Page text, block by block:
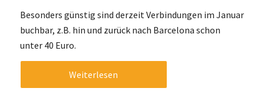
Besonders günstig sind derzeit Verbindungen im Januar
buchbar, z.B. hin und zurück nach Barcelona schon
unter 40 Euro.
Weiterlesen